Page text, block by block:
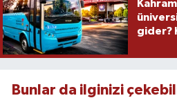
gider?
Bunlar da ilginizi